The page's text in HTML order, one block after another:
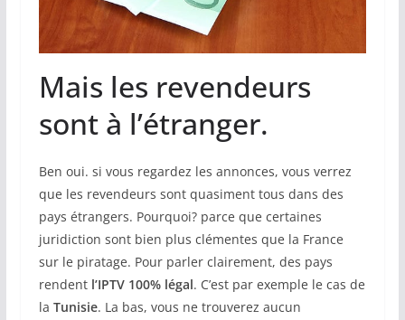
Mais les revendeurs
sont à l’étranger.
Ben oui. si vous regardez les annonces, vous verrez
que les revendeurs sont quasiment tous dans des
pays étrangers. Pourquoi? parce que certaines
juridiction sont bien plus clémentes que la France
sur le piratage. Pour parler clairement, des pays
rendent l’IPTV 100% légal. C’est par exemple le cas de
la Tunisie. La bas, vous ne trouverez aucun